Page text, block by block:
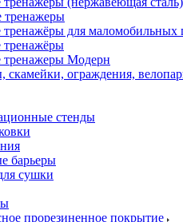
тренажеры
для маломобильных
тренажеры Модерн
скамейки, ограждения,
стенды
барьеры
сушки
прорезиненное покрытие